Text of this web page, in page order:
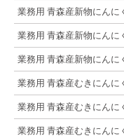
業務用 青森産新物にんに
業務用 青森産新物にんに
業務用 青森産新物にんに
業務用 青森産むきにんに
業務用 青森産むきにんに
業務用 青森産むきにんに